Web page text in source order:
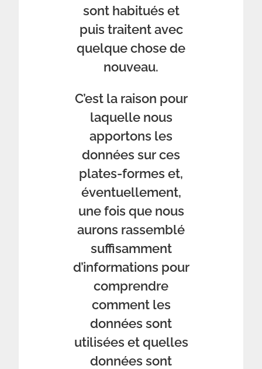
sont habitués et
puis traitent avec
quelque chose de
nouveau.
C’est la raison pour
laquelle nous
apportons les
données sur ces
plates-formes et,
éventuellement,
une fois que nous
aurons rassemblé
suffisamment
d’informations pour
comprendre
comment les
données sont
utilisées et quelles
données sont